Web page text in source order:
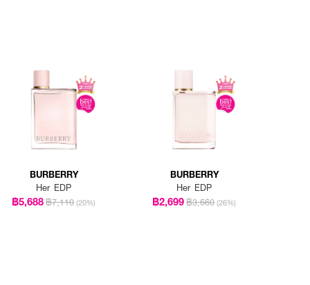
BURBERRY
Her EDP
฿5,688฿7,110 (20%)
BURBERRY
Her EDP
฿2,699฿3,660 (26%)